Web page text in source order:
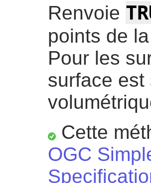
Renvoie
points de la
Pour les
surface est
Cette
OGC